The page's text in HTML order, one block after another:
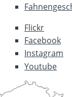
Flickr
Facebook
Instagram
Youtube